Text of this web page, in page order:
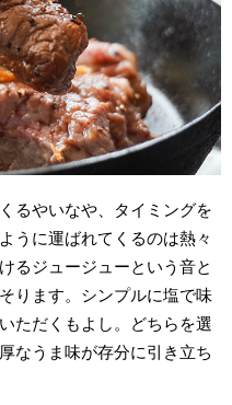
るやいなや、タイミングを
うに運ばれてくるのは熱々
るジュージューという音と
ります。シンプルに塩で味
ただくもよし。どちらを選
なうま味が存分に引き立ち